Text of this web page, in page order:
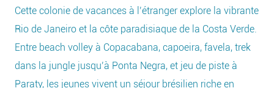
Cette colonie de vacances à l’étranger explore la vibrante
Rio de Janeiro et la côte paradisiaque de la Costa Verde.
Entre beach volley à Copacabana, capoeira, favela, trek
dans la jungle jusqu’à Ponta Negra, et jeu de piste à
Paraty, les jeunes vivent un séjour brésilien riche en